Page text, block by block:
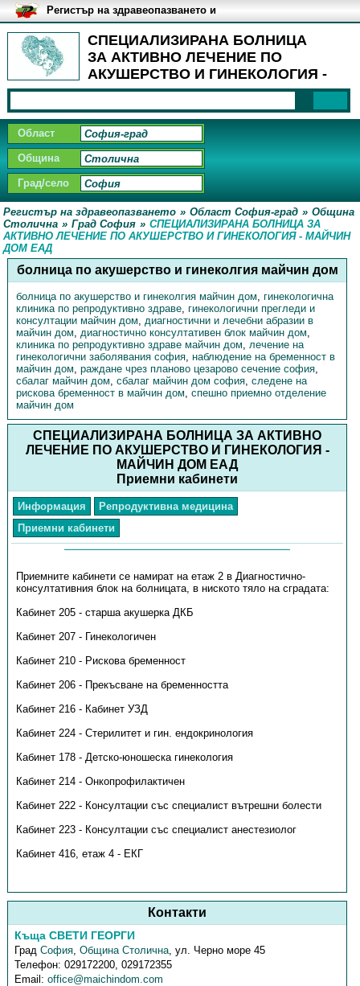
СПЕЦИАЛИЗИРАНА БОЛНИЦА
ЗА АКТИВНО ЛЕЧЕНИЕ ПО
АКУШЕРСТВО И ГИНЕКОЛОГИЯ -
МАЙЧИН ДОМ ЕАД, Град София -
Приемни кабинети
Регистър на здравеопазването и
медицинските заведения в
България
Област
Община
Град/село
Регистър на здравеопазването » Област София-град » Община
Столична » Град София » СПЕЦИАЛИЗИРАНА БОЛНИЦА ЗА
АКТИВНО ЛЕЧЕНИЕ ПО АКУШЕРСТВО И ГИНЕКОЛОГИЯ - МАЙЧИН
ДОМ ЕАД
болница по акушерство и гинеколгия майчин дом
болница по акушерство и гинеколгия майчин дом, гинекологична
клиника по репродуктивно здраве, гинекологични прегледи и
консултации майчин дом, диагностични и лечебни абразии в
майчин дом, диагностично консултативен блок майчин дом,
клиника по репродуктивно здраве майчин дом, лечение на
гинекологични заболявания софия, наблюдение на бременност в
майчин дом, раждане чрез планово цезарово сечение софия,
сбалаг майчин дом, сбалаг майчин дом софия, следене на
рискова бременност в майчин дом, спешно приемно отделение
майчин дом
СПЕЦИАЛИЗИРАНА БОЛНИЦА ЗА АКТИВНО
ЛЕЧЕНИЕ ПО АКУШЕРСТВО И ГИНЕКОЛОГИЯ -
МАЙЧИН ДОМ ЕАД
Приемни кабинети
Информация
Репродуктивна медицина
Приемни кабинети
Приемните кабинети се намират на етаж 2 в Диагностично-
консултативния блок на болницата, в ниското тяло на сградата:
Кабинет 205 - старша акушерка ДКБ
Кабинет 207 - Гинекологичен
Кабинет 210 - Рискова бременност
Кабинет 206 - Прекъсване на бременността
Кабинет 216 - Кабинет УЗД
Кабинет 224 - Стерилитет и гин. ендокринология
Кабинет 178 - Детско-юношеска гинекология
Кабинет 214 - Онкопрофилактичен
Кабинет 222 - Консултации със специалист вътрешни болести
Кабинет 223 - Консултации със специалист анестезиолог
Кабинет 416, етаж 4 - ЕКГ
Контакти
Къща СВЕТИ ГЕОРГИ
ГрадСофия,Община Столична,ул. Черно море 45
Телефон:029172200, 029172355
Email:office@maichindom.com